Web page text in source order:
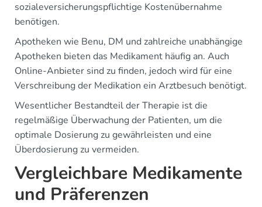
sozialeversicherungspflichtige Kostenübernahme
benötigen.
Apotheken wie Benu, DM und zahlreiche unabhängige
Apotheken bieten das Medikament häufig an. Auch
Online-Anbieter sind zu finden, jedoch wird für eine
Verschreibung der Medikation ein Arztbesuch benötigt.
Wesentlicher Bestandteil der Therapie ist die
regelmäßige Überwachung der Patienten, um die
optimale Dosierung zu gewährleisten und eine
Überdosierung zu vermeiden.
Vergleichbare Medikamente
und Präferenzen